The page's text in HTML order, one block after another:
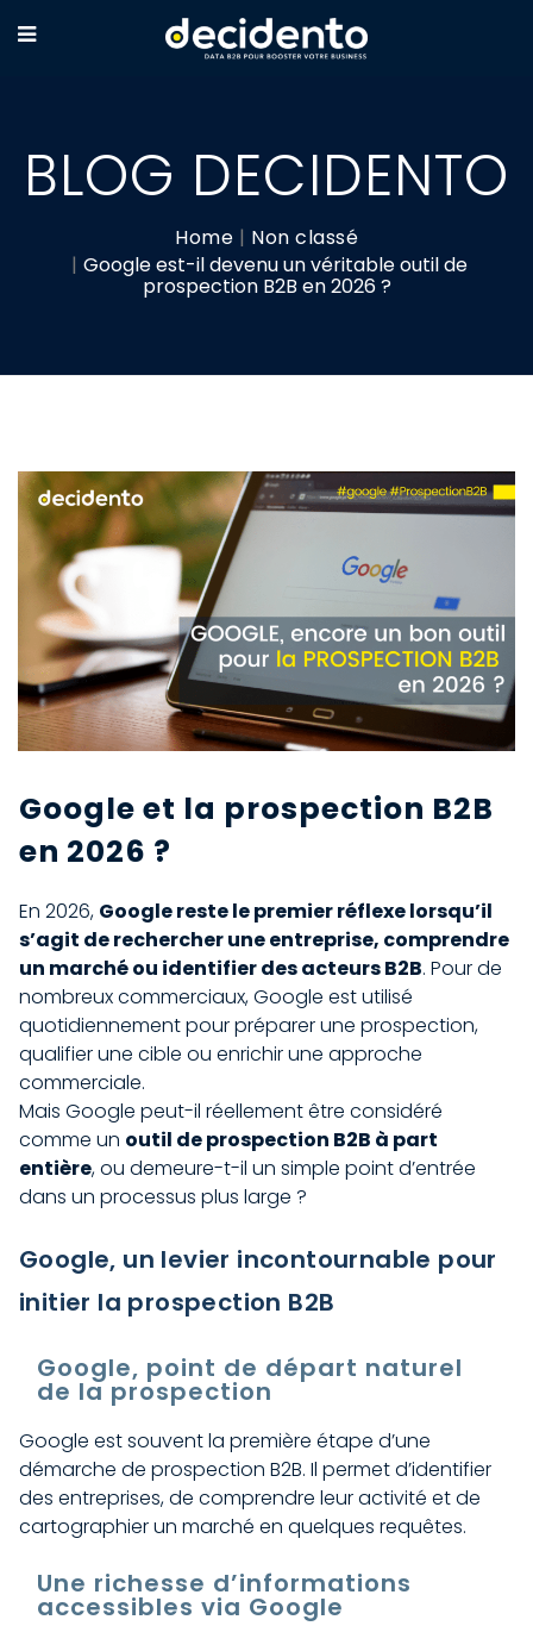
BLOG DECIDENTO
Home
Non classé
Google est-il devenu un véritable outil de
prospection B2B en 2026 ?
Google et la prospection B2B
en 2026 ?
En 2026, Google reste le premier réflexe lorsqu’il
s’agit de rechercher une entreprise, comprendre
un marché ou identifier des acteurs B2B. Pour de
nombreux commerciaux, Google est utilisé
quotidiennement pour préparer une prospection,
qualifier une cible ou enrichir une approche
commerciale.
Mais Google peut-il réellement être considéré
comme un outil de prospection B2B à part
entière, ou demeure-t-il un simple point d’entrée
dans un processus plus large ?
Google, un levier incontournable pour
initier la prospection B2B
Google, point de départ naturel
de la prospection
Google est souvent la première étape d’une
démarche de prospection B2B. Il permet d’identifier
des entreprises, de comprendre leur activité et de
cartographier un marché en quelques requêtes.
Une richesse d’informations
accessibles via Google